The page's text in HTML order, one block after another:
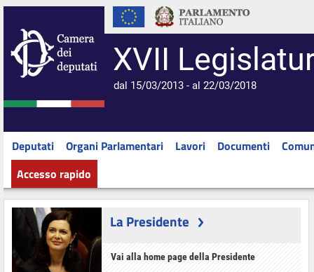
XVII
dal 15/03/2013 - al 22/03/2018
Deputati Organi Parlamentari Lavori Documenti
Accesso rapido
La Presidente
Vai alla home page della Presidente